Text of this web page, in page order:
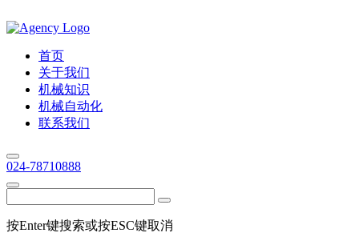
首页
关于我们
机械知识
机械自动化
联系我们
024-78710888
按Enter键搜索或按ESC键取消